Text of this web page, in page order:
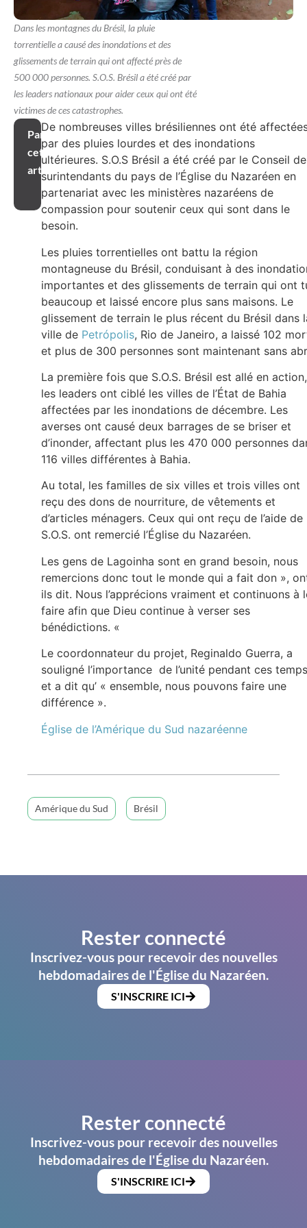
Dans les montagnes du Brésil, la pluie
torrentielle a causé des inondations et des
glissements de terrain qui ont affecté près de
500 000 personnes. S.O.S. Brésil a été créé par
les leaders nationaux pour aider ceux qui ont été
victimes de ces catastrophes.
Partager
cet
article
De nombreuses villes brésiliennes ont été
par des pluies lourdes et des inondations
ultérieures. S.O.S Brésil a été créé par le Conseil
surintendants du pays de l’Église du Nazaréen en
partenariat avec les ministères nazaréens de
compassion pour soutenir ceux qui sont dans le
besoin.
Les pluies torrentielles ont battu la région
montagneuse du Brésil, conduisant à des
importantes et des glissements de terrain qui ont
beaucoup et laissé encore plus sans maisons. Le
glissement de terrain le plus récent du Brésil dans
ville de Petrópolis, Rio de Janeiro, a laissé 102
et plus de 300 personnes sont maintenant sans
La première fois que S.O.S. Brésil est allé en action,
les leaders ont ciblé les villes de l’État de Bahia
affectées par les inondations de décembre. Les
averses ont causé deux barrages de se briser et
d’inonder, affectant plus les 470 000 personnes
116 villes différentes à Bahia.
Au total, les familles de six villes et trois villes ont
reçu des dons de nourriture, de vêtements et
d’articles ménagers. Ceux qui ont reçu de l’aide de
S.O.S. ont remercié l’Église du Nazaréen.
Les gens de Lagoinha sont en grand besoin, nous
remercions donc tout le monde qui a fait don »,
ils dit. Nous l’apprécions vraiment et continuons à
faire afin que Dieu continue à verser ses
bénédictions. «
Le coordonnateur du projet, Reginaldo Guerra, a
souligné l’importance de l’unité pendant ces temps
et a dit qu’ « ensemble, nous pouvons faire une
différence ».
Église de l’Amérique du Sud nazaréenne
Amérique du Sud Brésil
Rester connecté
Inscrivez-vous pour recevoir des nouvelles
hebdomadaires de l'Église du Nazaréen.
S'INSCRIRE ICI
Rester connecté
Inscrivez-vous pour recevoir des nouvelles
hebdomadaires de l'Église du Nazaréen.
S'INSCRIRE ICI